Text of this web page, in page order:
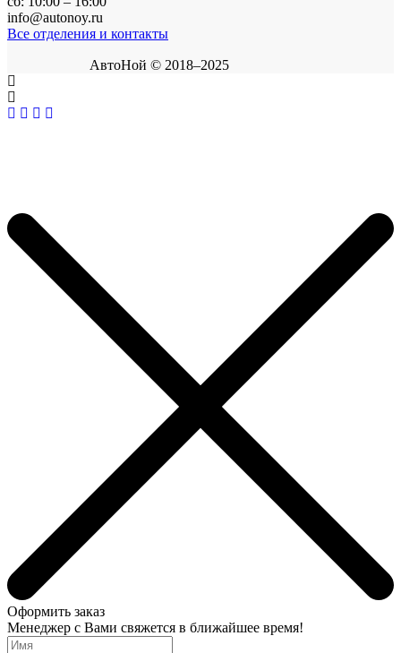
info@autonoy.ru
Все отделения и контакты
АвтоНой © 2018–2025
Оформить заказ
Менеджер с Вами свяжется в ближайшее время!